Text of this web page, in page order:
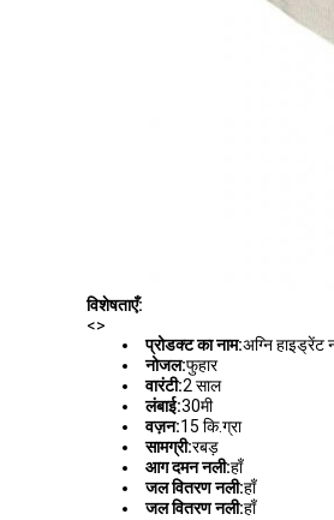
विशेषताएँ:
<>
प्रोडक्ट का नाम:अग्नि हाइड्रेंट
नोजल:फुहार
वारंटी:2 साल
लंबाई:30मी
वज़न:15 कि.ग्रा
सामग्री:रबड़
आग दमन नली:हाँ
जल वितरण नली:हाँ
जल वितरण नली:हाँ